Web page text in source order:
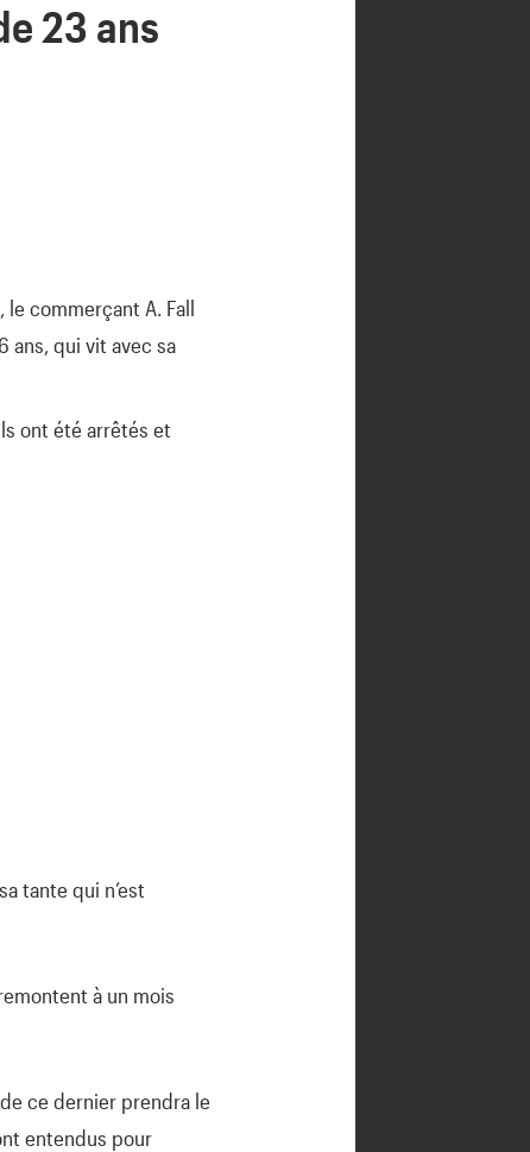
23 ans
commerçant A. Fall
ans, qui vit avec sa
ont été arrêtés et
tante qui n’est
à un mois
ce dernier prendra le
entendus pour